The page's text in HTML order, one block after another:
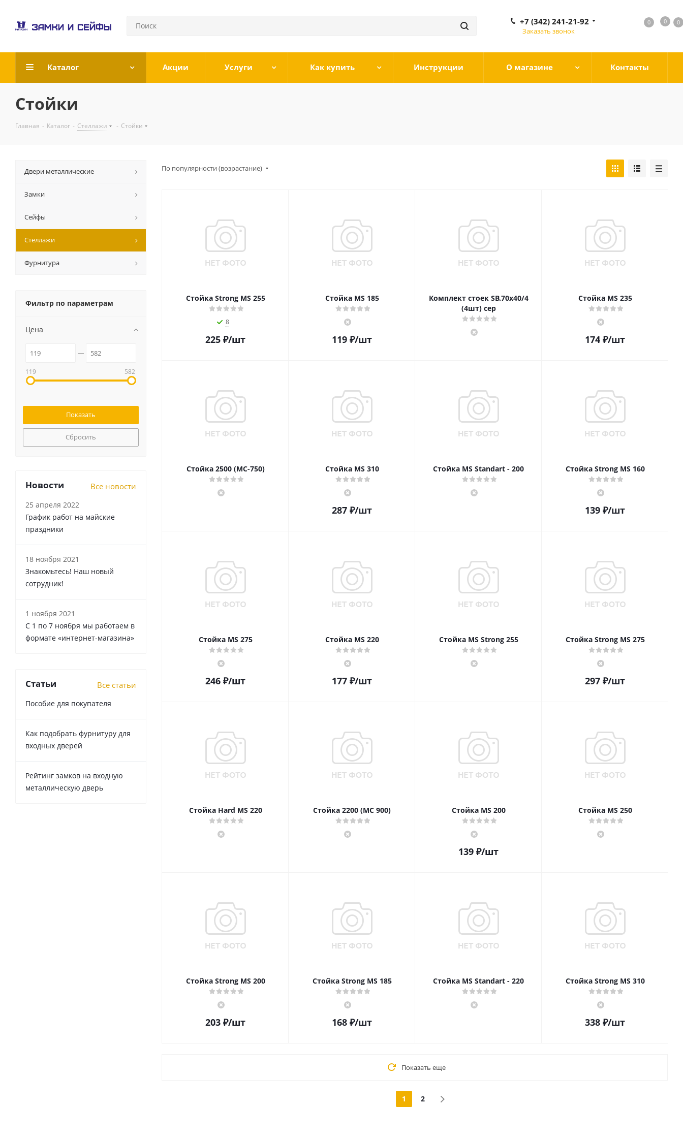
0 0 0
0
+7 (342) 241-21-92
Заказать звонок
Каталог Акции Услуги Как купить Инструкции О магазине Контакты
Стойки
Главная - Каталог - Стеллажи - Стойки
По популярности (возрастание)
Стойка Strong MS 255
8
225 ₽/шт
Стойка MS 185
119 ₽/шт
Комплект стоек SВ.70х40/4
(4шт) сер
Стойка MS 235
174 ₽/шт
Стойка 2500 (МС-750) Стойка MS 310
287 ₽/шт
Стойка MS Standart - 200 Стойка Strong MS 160
139 ₽/шт
Стойка MS 275
246 ₽/шт
Стойка MS 220
177 ₽/шт
Стойка MS Strong 255 Стойка Strong MS 275
297 ₽/шт
Стойка Hard MS 220 Стойка 2200 (МС 900) Стойка MS 200
139 ₽/шт
Стойка MS 250
Стойка Strong MS 200
203 ₽/шт
Стойка Strong MS 185
168 ₽/шт
Стойка MS Standart - 220 Стойка Strong MS 310
338 ₽/шт
Показать еще
1 2
Двери металлические
Замки
Сейфы
Стеллажи
Фурнитура
Фильтр по параметрам
Цена
119 582
Сбросить
Новости Все новости
25 апреля 2022
График работ на майские
праздники
18 ноября 2021
Знакомьтесь! Наш новый
сотрудник!
1 ноября 2021
С 1 по 7 ноября мы работаем в
формате «интернет-магазина»
Статьи Все статьи
Пособие для покупателя
Как подобрать фурнитуру для
входных дверей
Рейтинг замков на входную
металлическую дверь